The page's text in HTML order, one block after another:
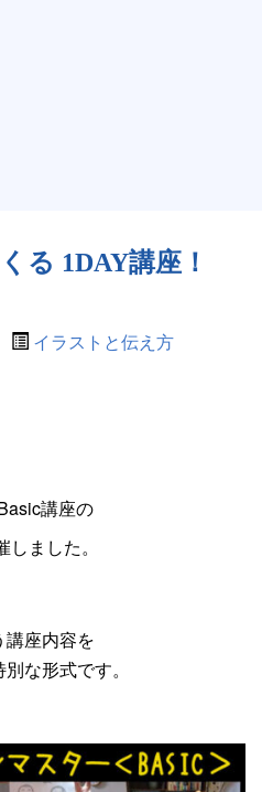
る 1DAY講座！
イラストと伝え方
講座の
ました。
講座内容を
な形式です。